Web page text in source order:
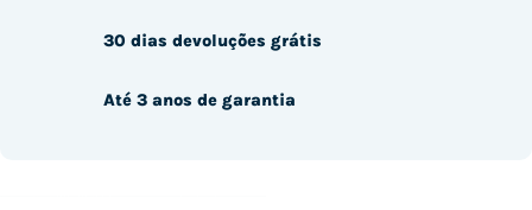
30 dias devoluções grátis
Até 3 anos de garantia